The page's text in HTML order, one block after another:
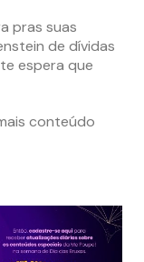
pras suas
de dívidas
espera que
conteúdo